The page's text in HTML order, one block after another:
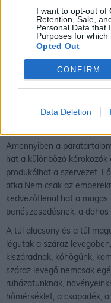
I want to opt-out of
Retention, Sale,
Personal Data that
Purposes for which
Opted Out
CONFIRM
Data Deletion
Az emberek számára
Gyermekeknél (pl.
páratartalma hatással van
magas páratartalmú
alacsonyabb
alacsony, azaz száraz a
irritációra. Kiszáradnak,
Amennyiben a
hat a különböző
produkálhat a szervezet.
atka.Nem csak az
kedvezőtlenül hat a
penészesedésnek, a
A túl alacsony és a túl
légutak a száraz
kiszáradnak, köhögünk,
száraz levegő nemcsak
ruházatunknak,
hőmérséklet, a csapadék,